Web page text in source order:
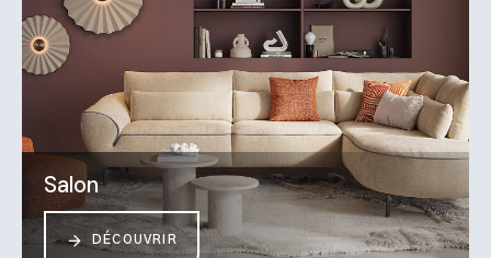
Salon
DÉCOUVRIR